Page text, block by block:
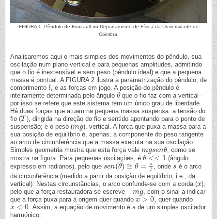
FIGURA 1. Pêndulo de Foucault no Departamento de Física da Universidade de
Coimbra.
Analisaremos aqui o mais simples dos movimentos do pêndulo, sua
oscilação num plano vertical e para pequenas amplitudes, admitindo
que o fio é inextensível e sem peso (pêndulo ideal) e que a pequena
massa é pontual. A FIGURA 2 ilustra a parametrização do pêndulo, de
comprimento l
l
, e as forças em jogo. A posição do pêndulo é
inteiramente determinada pelo ângulo θ
θque o fio faz com a vertical -
por isso se refere que este sistema tem um único grau de liberdade.
Há duas forças que atuam na pequena massa suspensa: a tensão do
fio (T
T ), dirigida na direção do fio e sentido apontando para o ponto de
suspensão; e o peso (mg
mg ), vertical. A força que puxa a massa para a
sua posição de equilíbrio é, apenas, a componente do peso tangente
ao arco de circunferência que a massa executa na sua oscilação.
Simples geometria mostra que esta força vale mgsenθ
mgsenθ , como se
mostra na figura. Para pequenas oscilações, é θ << 1
θ<<1
(ângulo
expresso em radianos), pelo que sen(θ) ≅ θ =
s
l
sen(θ)≅ θ= sl , onde s
s é o arco
da circunferência (medido a partir da posição de equilíbrio, i.e., da
vertical). Nestas circunstâncias, o arco confunde-se com a corda (x
x),
pelo que a força restauradora se escreve −mg
−mg
, com o sinal a indicar
que a força puxa para a origem quer quando x > 0
x>0 , quer quando
x < 0
x<0
. Assim, a equação de movimento é a de um simples oscilador
harmónico: